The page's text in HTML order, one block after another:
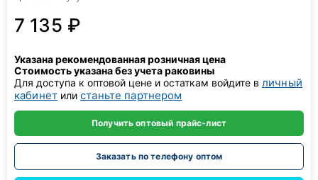
7 135 ₽
Указана рекомендованная розничная цена
Стоимость указана без учета раковины
Для доступа к оптовой цене и остаткам войдите в личный
кабинет илистаньте партнером
Получить оптовый прайс-лист
Заказать по телефону оптом